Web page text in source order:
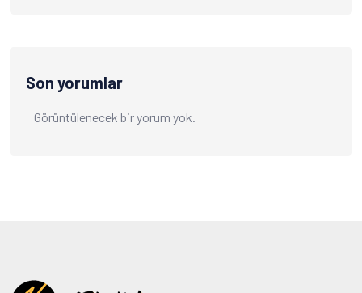
Son yorumlar
Görüntülenecek bir yorum yok.